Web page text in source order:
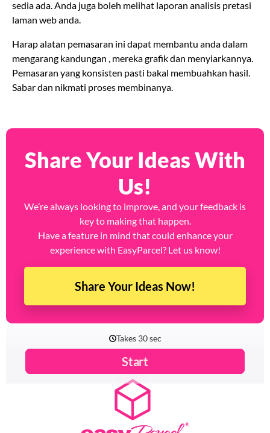
sedia ada. Anda juga boleh melihat laporan analisis pretasi
laman web anda.
Harap alatan pemasaran ini dapat membantu anda dalam
mengarang kandungan , mereka grafik dan menyiarkannya.
Pemasaran yang konsisten pasti bakal membuahkan hasil.
Sabar dan nikmati proses membinanya.
Share Your Ideas With
Us!
We’re always looking to improve, and your feedback is
key to making that happen.
Have a feature in mind that could enhance your
experience with EasyParcel? Let us know!
Share Your Ideas Now!